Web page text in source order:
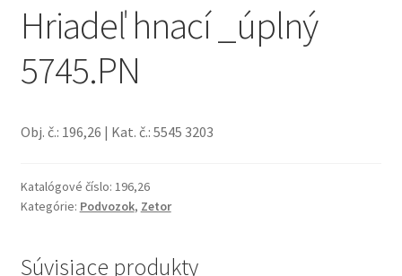
Hriadeľ hnací _úplný
5745.PN
Obj. č.: 196,26 | Kat. č.: 5545 3203
Katalógové číslo: 196,26
Kategórie: Podvozok, Zetor
Súvisiace produkty